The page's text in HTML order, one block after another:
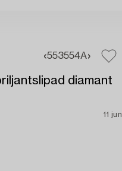
553554A
diamant
11 jun